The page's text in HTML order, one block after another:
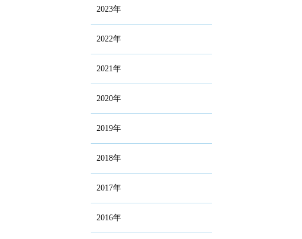
2023年
2022年
2021年
2020年
2019年
2018年
2017年
2016年